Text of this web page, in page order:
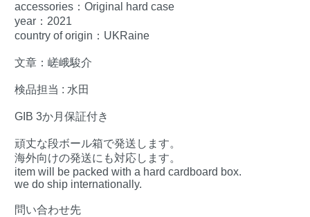
accessories：Original hard case
year：2021
country of origin：UKRaine
文章：嵯峨駿介
検品担当 : 水田
GIB 3か月保証付き
頑丈な段ボール箱で発送します。
海外向けの発送にも対応します。
item will be packed with a hard cardboard box.
we do ship internationally.
問い合わせ先